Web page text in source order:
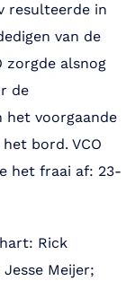
resulteerde in
van de
zorgde alsnog
de
het voorgaande
bord. VCO
het fraai af: 23-
Rick
Meijer;